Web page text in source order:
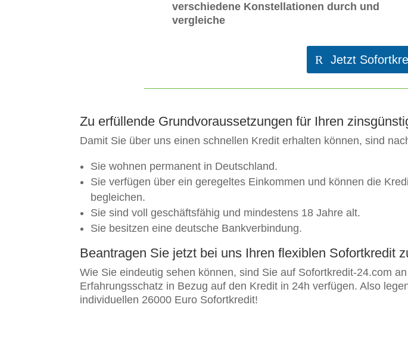
verschiedene Konstellationen durch und
vergleiche
Jetzt
Zu erfüllende Grundvoraussetzungen für Ihren
Damit Sie über uns einen schnellen Kredit erhalten können, sind
Sie wohnen permanent in Deutschland.
Sie verfügen über ein geregeltes Einkommen und können die
begleichen.
Sie sind voll geschäftsfähig und mindestens 18 Jahre alt.
Sie besitzen eine deutsche Bankverbindung.
Beantragen Sie jetzt bei uns Ihren flexiblen Sofortkredit
Wie Sie eindeutig sehen können, sind Sie auf Sofortkredit-24.com
Erfahrungsschatz in Bezug auf den Kredit in 24h verfügen. Also
individuellen 26000 Euro Sofortkredit!